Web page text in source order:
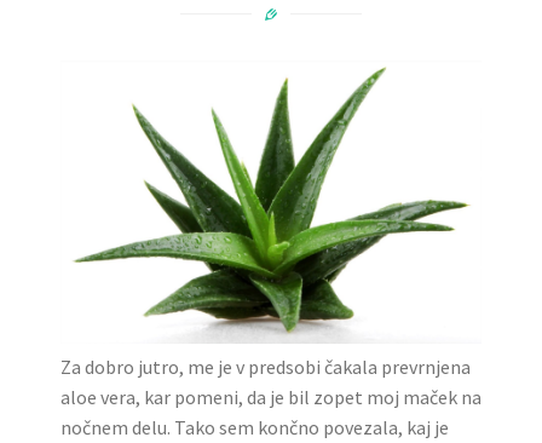
Za dobro jutro, me je v predsobi čakala prevrnjena
aloe vera, kar pomeni, da je bil zopet moj maček na
nočnem delu. Tako sem končno povezala, kaj je